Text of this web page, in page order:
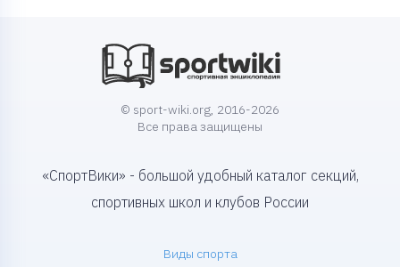
© sport-wiki.org, 2016-2026
Все права защищены
«СпортВики» - большой удобный каталог секций,
спортивных школ и клубов России
Виды спорта